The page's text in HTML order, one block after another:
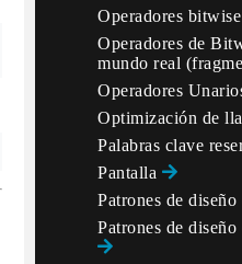
Operadores bitwise
Operadores de
mundo real
Operadores
Optimización de
Palabras clave
Pantalla
Patrones de diseño
Patrones de